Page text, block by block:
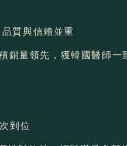
質與信賴並重
銷量領先，獲韓國醫師
到位